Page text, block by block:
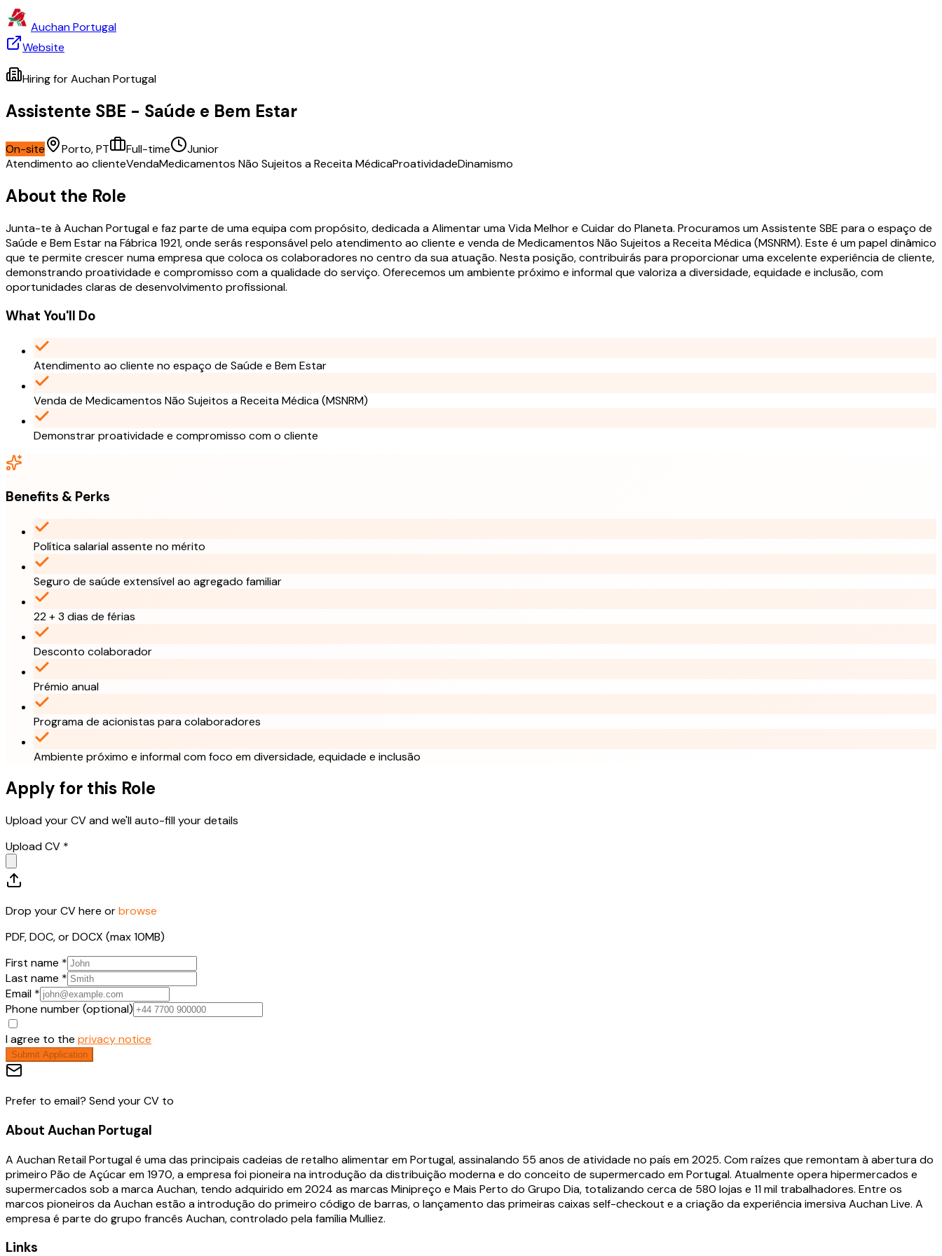
Auchan Portugal
Website
Hiring forAuchan Portugal
Assistente SBE - Saúde e Bem Estar
On-site Porto, PT Full-time
Junior
Atendimento ao clienteVendaMedicamentos Não Sujeitos a Receita MédicaProatividadeDinamismo
About the Role
Junta-te à Auchan Portugal e faz parte de uma equipa com propósito, dedicada a Alimentar uma Vida Melhor e Cuidar do Planeta. Procuramos um Assistente SBE para o espaço de
Saúde e Bem Estar na Fábrica 1921, onde serás responsável pelo atendimento ao cliente e venda de Medicamentos Não Sujeitos a Receita Médica (MSNRM). Este é um papel dinâmico
que te permite crescer numa empresa que coloca os colaboradores no centro da sua atuação. Nesta posição, contribuirás para proporcionar uma excelente experiência de cliente,
demonstrando proatividade e compromisso com a qualidade do serviço. Oferecemos um ambiente próximo e informal que valoriza a diversidade, equidade e inclusão, com
oportunidades claras de desenvolvimento profissional.
What You'll Do
Atendimento ao cliente no espaço de Saúde e Bem Estar
Venda de Medicamentos Não Sujeitos a Receita Médica (MSNRM)
Demonstrar proatividade e compromisso com o cliente
Benefits & Perks
Política salarial assente no mérito
Seguro de saúde extensível ao agregado familiar
22 + 3 dias de férias
Desconto colaborador
Prémio anual
Programa de acionistas para colaboradores
Ambiente próximo e informal com foco em diversidade, equidade e inclusão
Apply for this Role
Upload your CV and we'll auto-fill your details
Upload CV *
Drop your CV here orbrowse
PDF, DOC, or DOCX (max 10MB)
First name *
Last name *
Email *
Phone number (optional)
I agree to the privacy notice
Submit Application
Prefer to email? Send your CV to
About Auchan Portugal
A Auchan Retail Portugal é uma das principais cadeias de retalho alimentar em Portugal, assinalando 55 anos de atividade no país em 2025. Com raízes que remontam à abertura do
primeiro Pão de Açúcar em 1970, a empresa foi pioneira na introdução da distribuição moderna e do conceito de supermercado em Portugal. Atualmente opera hipermercados e
supermercados sob a marca Auchan, tendo adquirido em 2024 as marcas Minipreço e Mais Perto do Grupo Dia, totalizando cerca de 580 lojas e 11 mil trabalhadores. Entre os
marcos pioneiros da Auchan estão a introdução do primeiro código de barras, o lançamento das primeiras caixas self-checkout e a criação da experiência imersiva Auchan Live. A
empresa é parte do grupo francês Auchan, controlado pela família Mulliez.
Links